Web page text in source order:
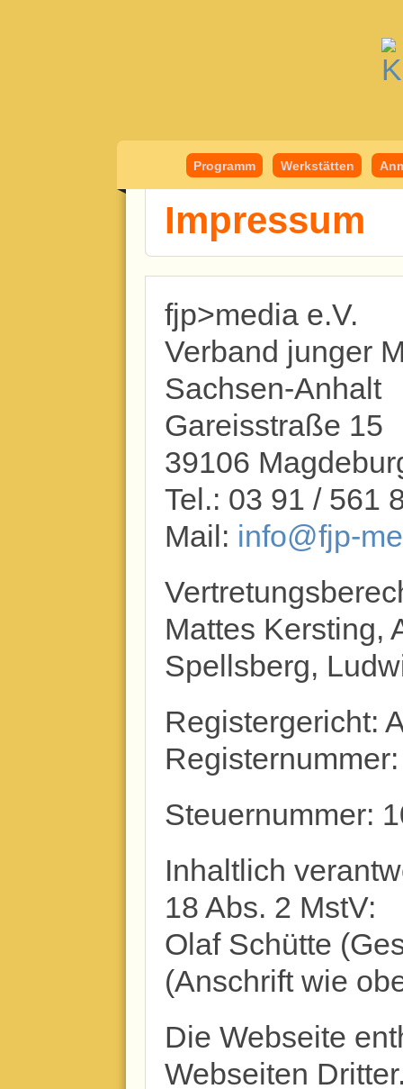
Programm Werkstätten
Impressum
fjp>media e.V.
Verband junger
Sachsen-Anhalt
Gareisstraße 15
39106
Tel.: 03 91 / 561
Mail: info@fjp-
Mattes Kersting,
Spellsberg,
Registergericht:
Steuernummer:
Inhaltlich
18 Abs. 2 MstV:
Olaf Schütte
(Anschrift wie
Die Webseite
Webseiten